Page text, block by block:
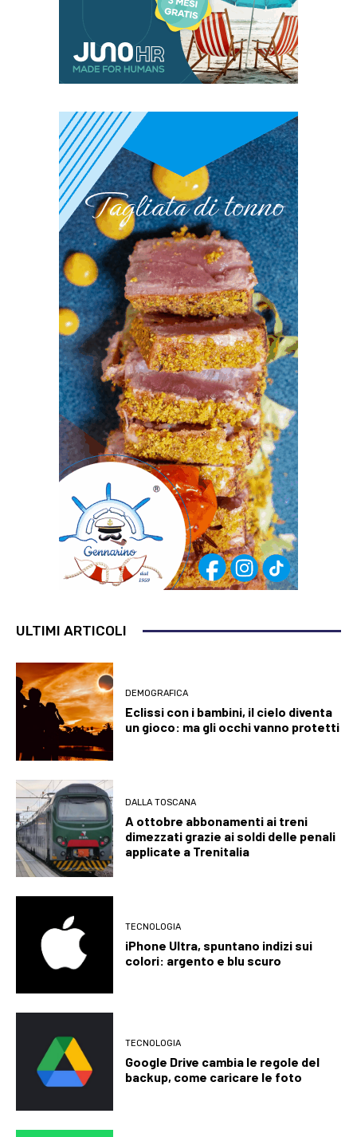
ULTIMI ARTICOLI
DEMOGRAFICA
Eclissi con i bambini, il cielo diventa
un gioco: ma gli occhi vanno protetti
DALLA TOSCANA
A ottobre abbonamenti ai treni
dimezzati grazie ai soldi delle penali
applicate a Trenitalia
TECNOLOGIA
iPhone Ultra, spuntano indizi sui
colori: argento e blu scuro
TECNOLOGIA
Google Drive cambia le regole del
backup, come caricare le foto